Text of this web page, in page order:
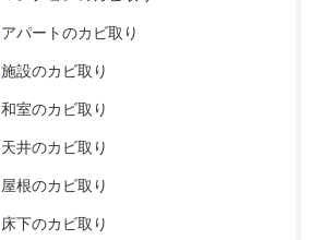
アパートのカビ取り
施設のカビ取り
和室のカビ取り
天井のカビ取り
屋根のカビ取り
床下のカビ取り